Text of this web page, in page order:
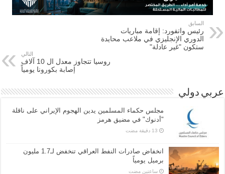
السابق
رئيس واتفورد: إقامة مباريات
الدوري الإنجليزي في ملاعب محايدة
ستكون "غير عادلة"
التالي
روسيا تتجاوز معدل ال 10 آلاف
إصابة بكورونا يومياً
عربي دولي
مجلس حكماء المسلمين يدين الهجوم الإيراني على ناقلة
"أدنوك" في مضيق هرمز
انخفاض صادرات النفط العراقي تنخفض لـ1.7 مليون
برميل يومياً
‏ساعتين مضت